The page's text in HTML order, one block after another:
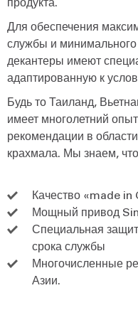
Для обеспечения
службы и
декантеры имеют
адаптированную к
Будь то Таиланд,
имеет многолетний
рекомендации в
крахмала. Мы знаем,
Качество «made in
Мощный привод
Специальная
срока службы
Многочисленные
Азии.